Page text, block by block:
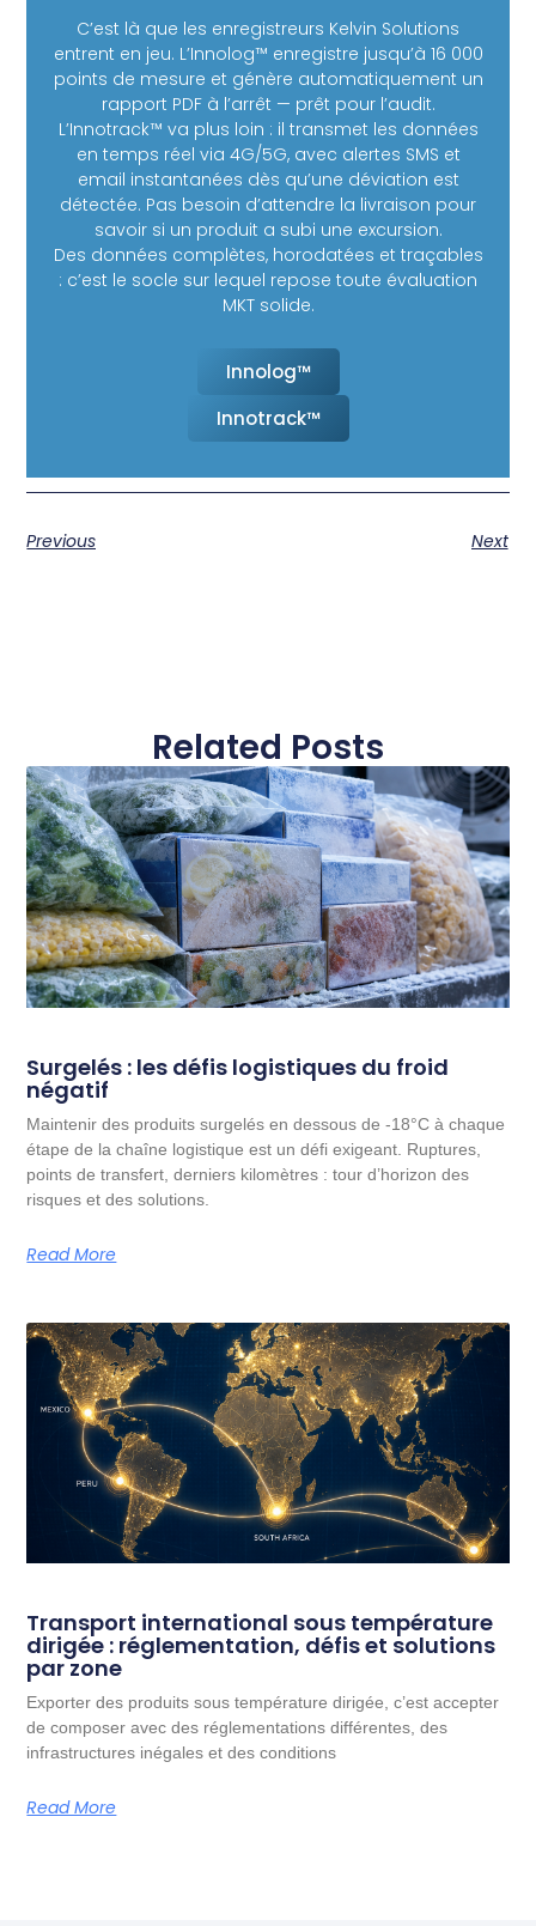
C’est là que les enregistreurs Kelvin Solutions
entrent en jeu. L’Innolog™ enregistre jusqu’à 16 000
points de mesure et génère automatiquement un
rapport PDF à l’arrêt — prêt pour l’audit.
L’Innotrack™ va plus loin : il transmet les données
en temps réel via 4G/5G, avec alertes SMS et
email instantanées dès qu’une déviation est
détectée. Pas besoin d’attendre la livraison pour
savoir si un produit a subi une excursion.
Des données complètes, horodatées et traçables
: c’est le socle sur lequel repose toute évaluation
MKT solide.
Innolog™
Innotrack™
Previous Next
Related Posts
Surgelés : les défis logistiques du froid
négatif
Maintenir des produits surgelés en dessous de -18°C à chaque
étape de la chaîne logistique est un défi exigeant. Ruptures,
points de transfert, derniers kilomètres : tour d’horizon des
risques et des solutions.
Read More
Transport international sous température
dirigée : réglementation, défis et solutions
par zone
Exporter des produits sous température dirigée, c’est accepter
de composer avec des réglementations différentes, des
infrastructures inégales et des conditions
Read More